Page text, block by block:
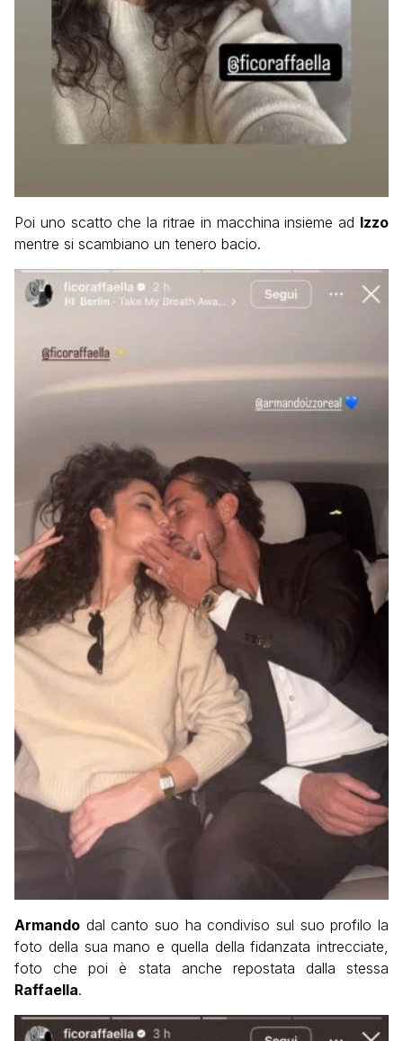
Poi uno scatto che la ritrae in macchina insieme ad Izzo
mentre si scambiano un tenero bacio.
Armando dal canto suo ha condiviso sul suo profilo la
foto della sua mano e quella della fidanzata intrecciate,
foto che poi è stata anche repostata dalla stessa
Raffaella.